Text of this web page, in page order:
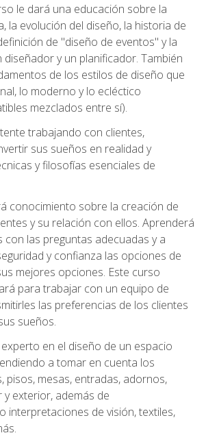
le dará una educación sobre la
la evolución del diseño, la historia de
de "diseño de eventos" y la
y un planificador. También
de los estilos de diseño que
lo moderno y lo ecléctico
mezclados entre sí).
trabajando con clientes,
sus sueños en realidad y
y filosofías esenciales de
conocimiento sobre la creación de
y su relación con ellos. Aprenderá
con las preguntas adecuadas y a
y confianza las opciones de
mejores opciones. Este curso
para trabajar con un equipo de
las preferencias de los clientes
sueños.
en el diseño de un espacio
a tomar en cuenta los
pisos, mesas, entradas, adornos,
exterior, además de
interpretaciones de visión, textiles,